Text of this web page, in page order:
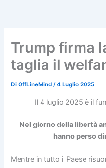
Trump firma
taglia il
DiOffLineMind/4 Luglio 2025
Il 4 luglio 2025 è il
Nel giorno della libertà
hanno perso
Mentre in tutto il Paese